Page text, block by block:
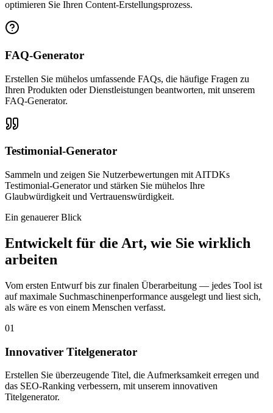
optimieren Sie Ihren Content-Erstellungsprozess.
FAQ-Generator
Erstellen Sie mühelos umfassende FAQs, die häufige Fragen zu
Ihren Produkten oder Dienstleistungen beantworten, mit unserem
FAQ-Generator.
Testimonial-Generator
Sammeln und zeigen Sie Nutzerbewertungen mit AITDKs
Testimonial-Generator und stärken Sie mühelos Ihre
Glaubwürdigkeit und Vertrauenswürdigkeit.
Ein genauerer Blick
Entwickelt für die Art, wie Sie wirklich
arbeiten
Vom ersten Entwurf bis zur finalen Überarbeitung — jedes Tool ist
auf maximale Suchmaschinenperformance ausgelegt und liest sich,
als wäre es von einem Menschen verfasst.
01
Innovativer Titelgenerator
Erstellen Sie überzeugende Titel, die Aufmerksamkeit erregen und
das SEO-Ranking verbessern, mit unserem innovativen
Titelgenerator.